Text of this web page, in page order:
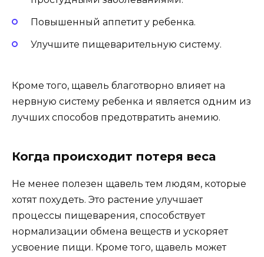
Повышенный аппетит у ребенка.
Улучшите пищеварительную систему.
Кроме того, щавель благотворно влияет на
нервную систему ребенка и является одним из
лучших способов предотвратить анемию.
Когда происходит потеря веса
Не менее полезен щавель тем людям, которые
хотят похудеть. Это растение улучшает
процессы пищеварения, способствует
нормализации обмена веществ и ускоряет
усвоение пищи. Кроме того, щавель может